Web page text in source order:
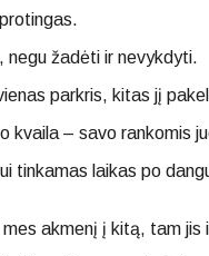
negu žadėti ir nevykdyti.
parkris, kitas jį
kvaila – savo rankomis
tinkamas laikas po
akmenį į kitą, tam jis